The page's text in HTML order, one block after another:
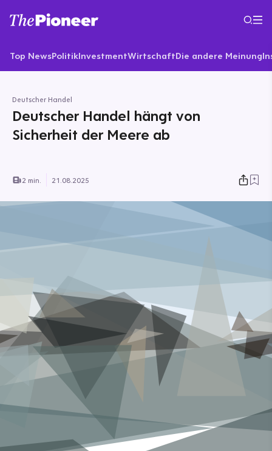
Top NewsPolitikInvestmentWirtschaftDie andere Meinung
Deutscher Handel
Deutscher Handel hängt von
Sicherheit der Meere ab
2 min. 21.08.2025